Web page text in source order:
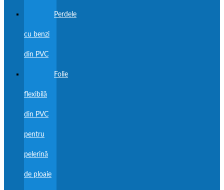
Perdele
cu benzi
din PVC
Folie
flexibilă
din PVC
pentru
pelerină
de ploaie